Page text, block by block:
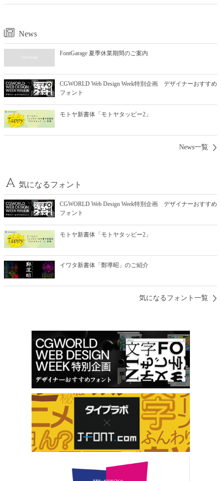
News
FontGarage 夏季休業期間のご案内
CGWORLD Web Design Week特別企画 デザイナーおすすめ
フォント
モトヤ新書体「モトヤタッピー2」
News一覧
気になるフォント
CGWORLD Web Design Week特別企画 デザイナーおすすめ
フォント
モトヤ新書体「モトヤタッピー2」
イワタ新書体「鄭導昭」のご紹介
気になるフォント一覧